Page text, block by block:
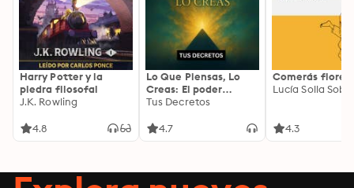
Harry Potter y la
piedra filosofal
J.K. Rowling
4.8
Lo Que Piensas, Lo
Creas: El poder
invisible de tus
tu energía para
Tus Decretos
4.7
Comerás flores
Lucía Solla
4.3